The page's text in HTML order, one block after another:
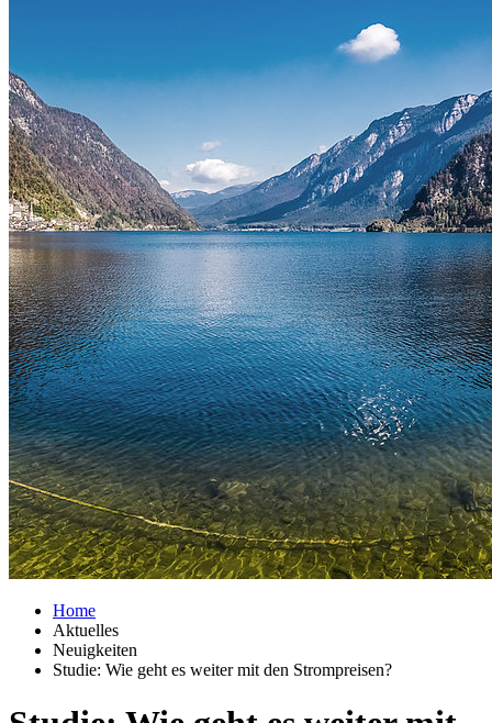
Home
Aktuelles
Neuigkeiten
Studie: Wie geht es weiter mit den Strompreisen?